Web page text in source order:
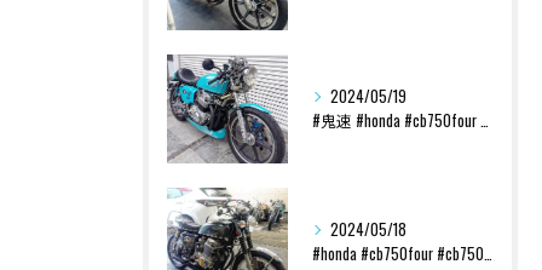
2024/05/19
#鬼速 #honda #cb750four #cb750k ...
2024/05/18
#honda #cb750four #cb750k #レスト...